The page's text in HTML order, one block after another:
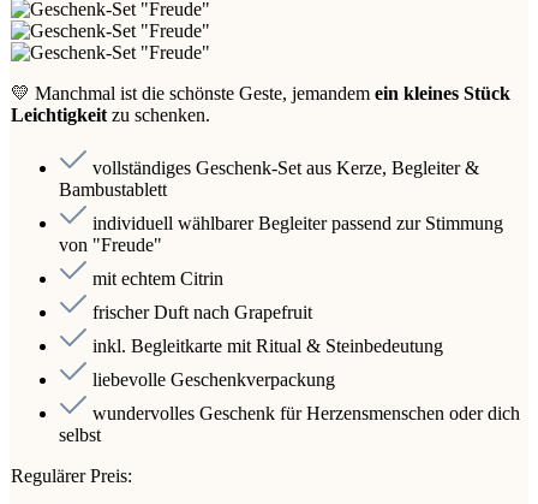
💛 Manchmal ist die schönste Geste, jemandem ein kleines Stück
Leichtigkeit zu schenken.
vollständiges Geschenk-Set aus Kerze, Begleiter &
Bambustablett
individuell wählbarer Begleiter passend zur Stimmung
von "Freude"
mit echtem Citrin
frischer Duft nach Grapefruit
inkl. Begleitkarte mit Ritual & Steinbedeutung
liebevolle Geschenkverpackung
wundervolles Geschenk für Herzensmenschen oder dich
selbst
Regulärer Preis: